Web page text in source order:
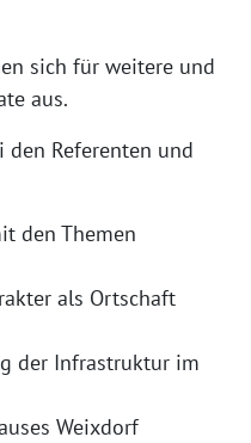
sich für weitere und
aus.
den Referenten und
den Themen
als Ortschaft
der Infrastruktur im
Weixdorf